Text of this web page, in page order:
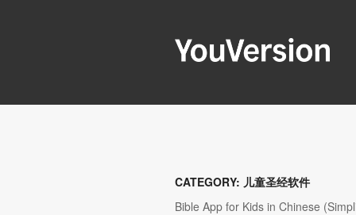
CATEGORY: 儿童圣经软件
Bible App for Kids in Chinese